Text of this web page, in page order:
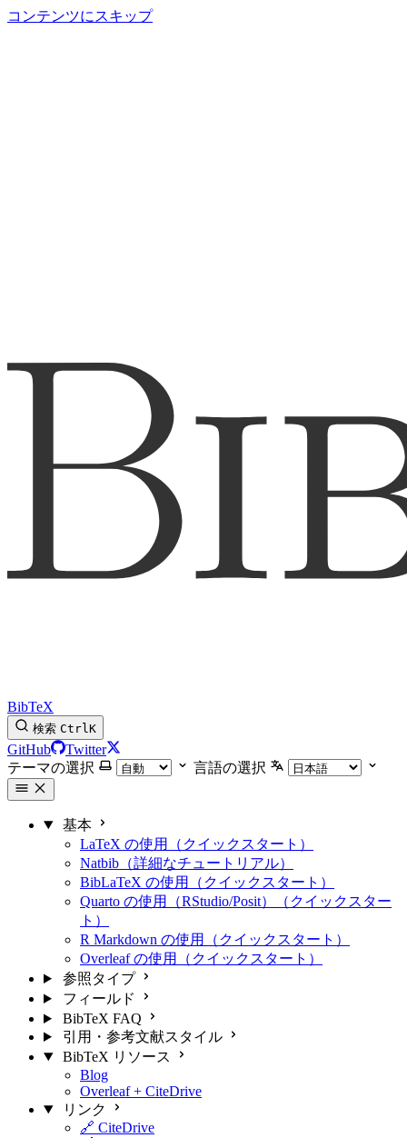
コンテンツにスキップ
BibTeX
検索 CtrlK
GitHub
Twitter
テーマの選択
言語の選択
基本
LaTeX の使用（クイックスタート）
Natbib（詳細なチュートリアル）
BibLaTeX の使用（クイックスタート）
Quarto の使用（RStudio/Posit）（クイックスター
ト）
R Markdown の使用（クイックスタート）
Overleaf の使用（クイックスタート）
参照タイプ
フィールド
BibTeX FAQ
引用・参考文献スタイル
BibTeX リソース
Blog
Overleaf + CiteDrive
リンク
🔗 CiteDrive